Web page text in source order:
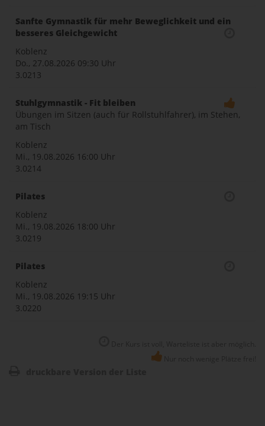
Sanfte Gymnastik für mehr Beweglichkeit und ein
besseres Gleichgewicht
Koblenz
Do., 27.08.2026 09:30 Uhr
3.0213
Stuhlgymnastik - Fit bleiben
Übungen im Sitzen (auch für Rollstuhlfahrer), im Stehen,
am Tisch
Koblenz
Mi., 19.08.2026 16:00 Uhr
3.0214
Pilates
Koblenz
Mi., 19.08.2026 18:00 Uhr
3.0219
Pilates
Koblenz
Mi., 19.08.2026 19:15 Uhr
3.0220